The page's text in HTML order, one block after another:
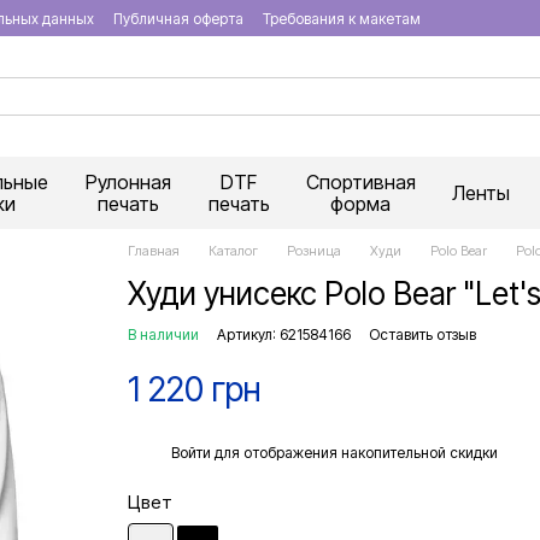
данных Публичная оферта Требования к макетам
Рулонная
печать
DTF
печать
Спортивная
форма
Ленты
Главная Каталог Розница Худи Polo Bear
Худи унисекс Polo Bear
В наличии Артикул: 621584166 Оставить отзыв
1 220 грн
Войти для отображения накопительной скидки
Цвет